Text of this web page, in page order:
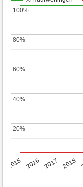
2015 2016 2017 2018
20%
20%
40%
40%
60%
60%
80%
80%
100%
100%